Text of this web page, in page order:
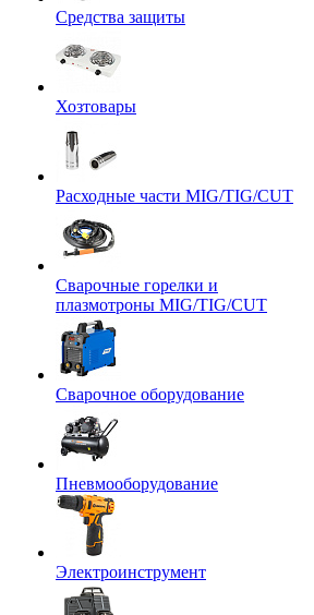
Средства защиты
Хозтовары
Расходные части MIG/TIG/CUT
Сварочные горелки и
плазмотроны MIG/TIG/CUT
Сварочное оборудование
Пневмооборудование
Электроинструмент